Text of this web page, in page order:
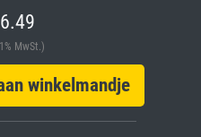
MwSt.)
winkelmandje